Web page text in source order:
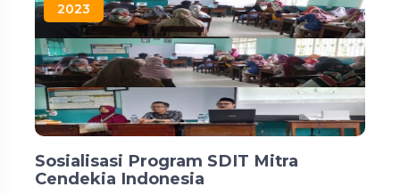
2023
Sosialisasi Program SDIT Mitra
Cendekia Indonesia